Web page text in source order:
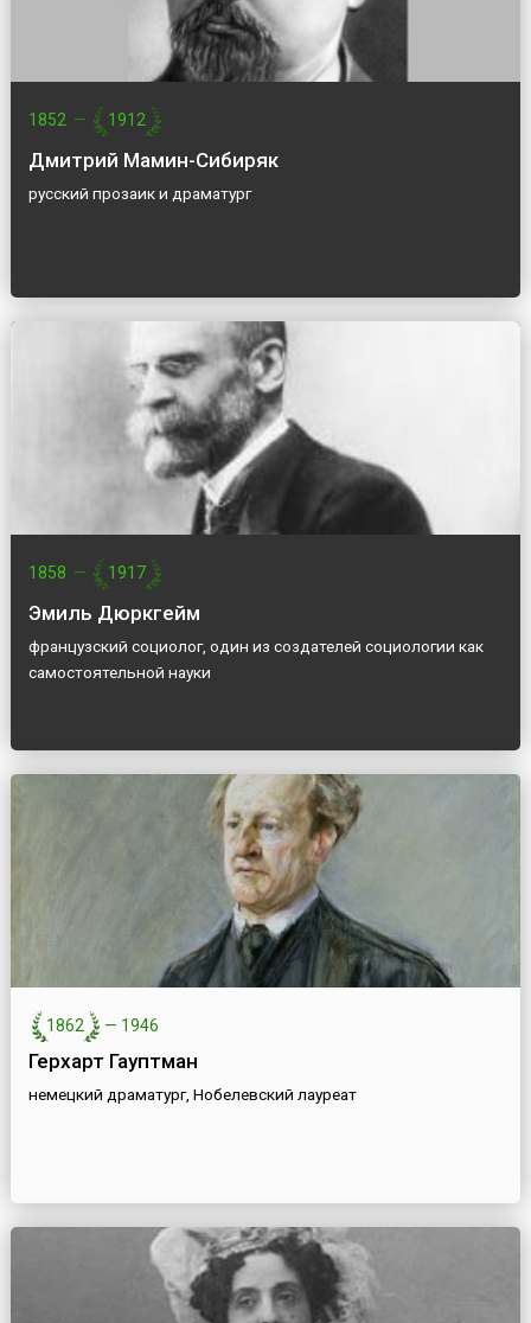
1852 — 1912
Дмитрий Мамин-Сибиряк
русский прозаик и драматург
1858 — 1917
Эмиль Дюркгейм
французский социолог, один из создателей социологии как
самостоятельной науки
1862 — 1946
Герхарт Гауптман
немецкий драматург, Нобелевский лауреат